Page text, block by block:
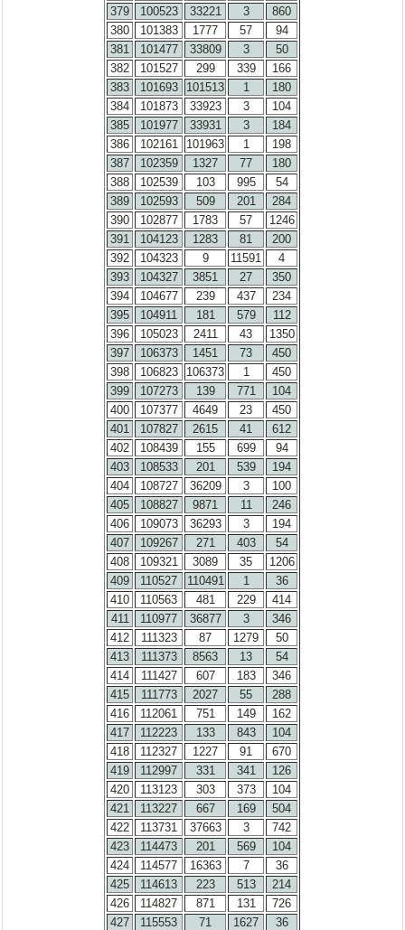
379
100523 33221 3
860
380
101383 1777 57
94
381
101477 33809 3
50
382
101527 299 339
166
383
101693 101513 1
180
384
101873 33923 3
104
385
101977 33931 3
184
386
102161 101963 1
198
387
102359 1327 77
180
388
102539 103 995
54
389
102593 509 201
284
390
102877 1783 57
1246
391
104123 1283 81
200
392
104323 9 11591
4
393
104327 3851 27
350
394
104677 239 437
234
395
104911 181 579
112
396
105023 2411 43
1350
397
106373 1451 73
450
398
106823 106373 1
450
399
107273 139 771
104
400
107377 4649 23
450
401
107827 2615 41
612
402
108439 155 699
94
403
108533 201 539
194
404
108727 36209 3
100
405
108827 9871 11
246
406
109073 36293 3
194
407
109267 271 403
54
408
109321 3089 35
1206
409
110527 110491 1
36
410
110563 481 229
414
411
110977 36877 3
346
412
111323 87 1279
50
413
111373 8563 13
54
414
111427 607 183
346
415
111773 2027 55
288
416
112061 751 149
162
417
112223 133 843
104
418
112327 1227 91
670
419
112997 331 341
126
420
113123 303 373
104
421
113227 667 169
504
422
113731 37663 3
742
423
114473 201 569
104
424
114577 16363 7
36
425
114613 223 513
214
426
114827 871 131
726
427
115553 71 1627
36